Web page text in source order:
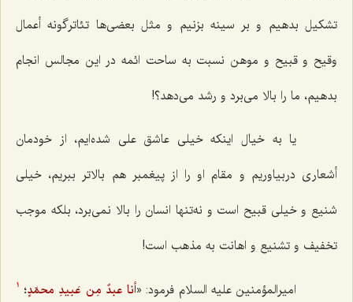
تشکیل بدهیم و بر سینه بزنیم و مثل بعضی‌ها تئاترگونه أعمال
وقیح و قبیح و موهن نسبت به ساحت ائمه در این مجالس انجام
بدهیم، ما را بالا می‌برد و رشد می‌دهد؟!
یا به خیال اینکه خیلی عاشق علی شده‌ایم، از خودمان
أشعاری دربیاوریم و مقام او را از پیغمبر هم بالاتر ببریم، خیلی
شنیع و خیلی قبیح است و نه‌تنها انسان را بالا نمی‌برد، بلکه موجب
تخفیف و تشنیع و اهانت به مذهب است!
امیرالمؤمنین علیه السلام فرمود: «أنا عبدٌ مِن عَبیدِ محمّدٍ؛ 1